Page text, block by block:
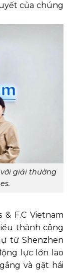
của chúng
giải thưởng
F.C Vietnam
thành công
từ Shenzhen
lực lớn lao
và gặt hái